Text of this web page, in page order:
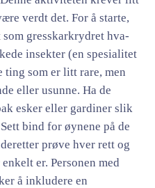
verdt det. For å starte,
gresskarkrydret hva-
insekter (en spesialitet
ting som er litt rare, men
eller usunne. Ha de
esker eller gardiner slik
bind for øynene på de
prøve hver rett og
er. Personen med
å inkludere en